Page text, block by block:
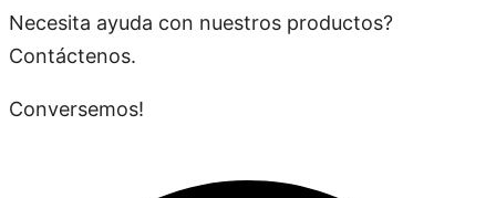
Necesita ayuda con nuestros productos?
Contáctenos.
Conversemos!